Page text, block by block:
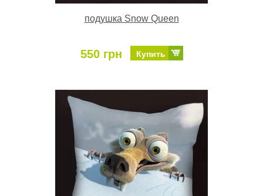
подушка Snow Queen
550 грн Купить